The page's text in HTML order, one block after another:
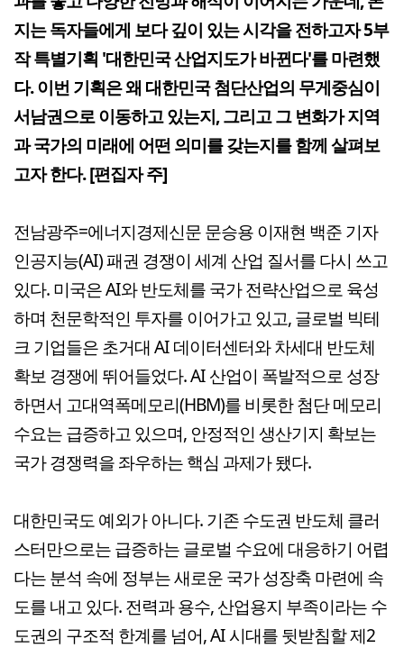
지는 독자들에게 보다 깊이 있는 시각을 전하고자 5부
작 특별기획 '대한민국 산업지도가 바뀐다'를 마련했
다. 이번 기획은 왜 대한민국 첨단산업의 무게중심이
서남권으로 이동하고 있는지, 그리고 그 변화가 지역
과 국가의 미래에 어떤 의미를 갖는지를 함께 살펴보
고자 한다. [편집자 주]
전남광주=에너지경제신문 문승용 이재현 백준 기자
인공지능(AI) 패권 경쟁이 세계 산업 질서를 다시 쓰고
있다. 미국은 AI와 반도체를 국가 전략산업으로 육성
하며 천문학적인 투자를 이어가고 있고, 글로벌 빅테
크 기업들은 초거대 AI 데이터센터와 차세대 반도체
확보 경쟁에 뛰어들었다. AI 산업이 폭발적으로 성장
하면서 고대역폭메모리(HBM)를 비롯한 첨단 메모리
수요는 급증하고 있으며, 안정적인 생산기지 확보는
국가 경쟁력을 좌우하는 핵심 과제가 됐다.
대한민국도 예외가 아니다. 기존 수도권 반도체 클러
스터만으로는 급증하는 글로벌 수요에 대응하기 어렵
다는 분석 속에 정부는 새로운 국가 성장축 마련에 속
도를 내고 있다. 전력과 용수, 산업용지 부족이라는 수
도권의 구조적 한계를 넘어, AI 시대를 뒷받침할 제2